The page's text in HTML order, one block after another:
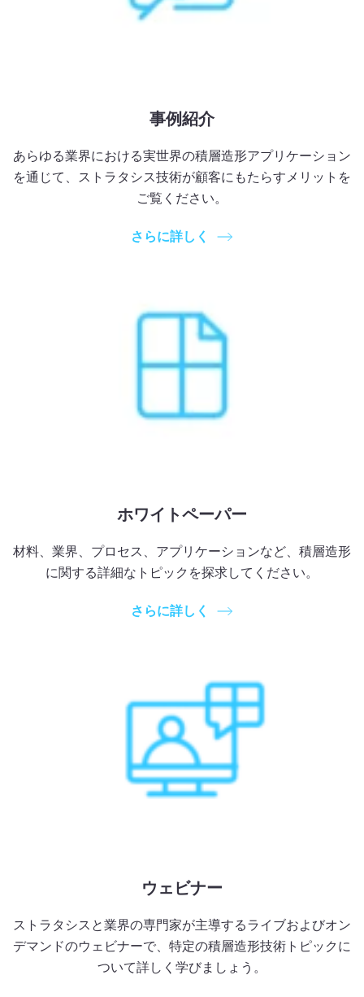
事例紹介
あらゆる業界における実世界の積層造形アプリケーション
を通じて、ストラタシス技術が顧客にもたらすメリットを
ご覧ください。
さらに詳しく
ホワイトペーパー
材料、業界、プロセス、アプリケーションなど、積層造形
に関する詳細なトピックを探求してください。
さらに詳しく
ウェビナー
ストラタシスと業界の専門家が主導するライブおよびオン
デマンドのウェビナーで、特定の積層造形技術トピックに
ついて詳しく学びましょう。